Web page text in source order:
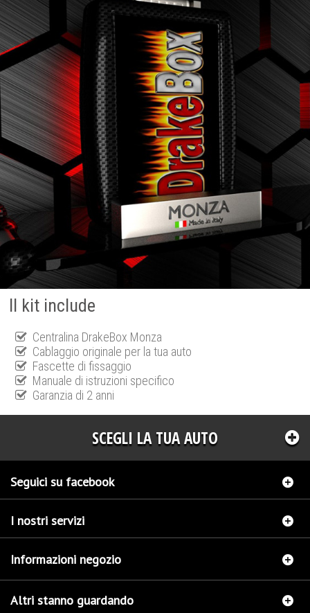
Il kit include
Centralina DrakeBox Monza
Cablaggio originale per la tua auto
Fascette di fissaggio
Manuale di istruzioni specifico
Garanzia di 2 anni
SCEGLI LA TUA AUTO
Seguici su facebook
I nostri servizi
Informazioni negozio
Altri stanno guardando